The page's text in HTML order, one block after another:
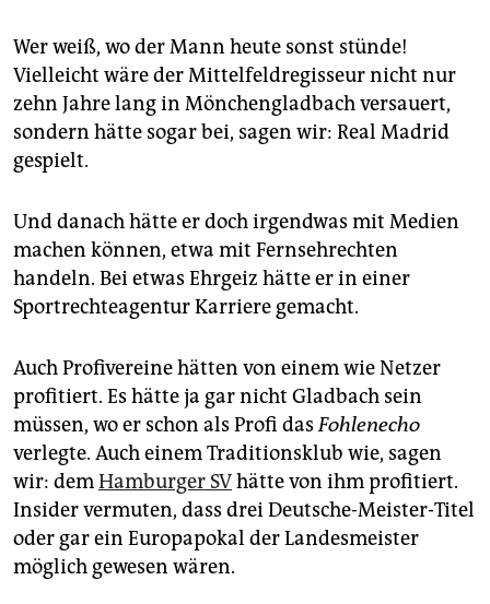
Wer weiß, wo der Mann heute sonst stünde!
Vielleicht wäre der Mittelfeld­regisseur nicht nur
zehn Jahre lang in Mönchengladbach versauert,
sondern hätte sogar bei, sagen wir: Real Madrid
gespielt.
Und danach hätte er doch irgendwas mit Medien
machen können, etwa mit Fernsehrechten
handeln. Bei etwas Ehrgeiz hätte er in einer
Sportrechteagentur Karriere gemacht.
Auch Profivereine hätten von einem wie Netzer
profitiert. Es hätte ja gar nicht Gladbach sein
müssen, wo er schon als Profi dasFohlenecho
verlegte. Auch einem Traditionsklub wie, sagen
wir: demHamburger SVhätte von ihm profitiert.
Insider vermuten, dass drei Deutsche-Meister-Titel
oder gar ein Europapokal der Landesmeister
möglich gewesen wären.